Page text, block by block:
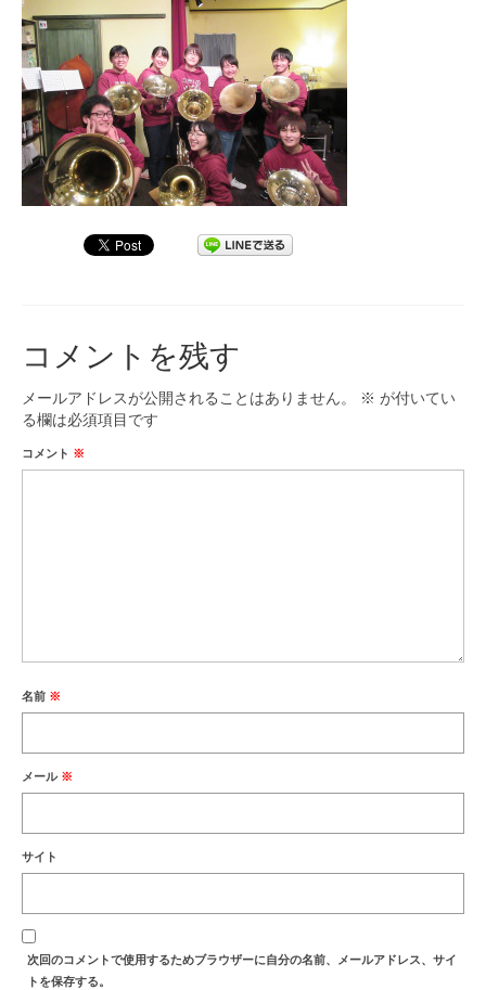
九大フィルとは
九大フィルの歴史
ご寄付のお願い
演奏会の歴史
出張演奏
九大フィル特集ページ
コメントを残す
メールアドレスが公開されることはありません。 ※ が付いてい
る欄は必須項目です
コメント ※
名前 ※
メール ※
サイト
次回のコメントで使用するためブラウザーに自分の名前、メールアドレス、サイ
トを保存する。